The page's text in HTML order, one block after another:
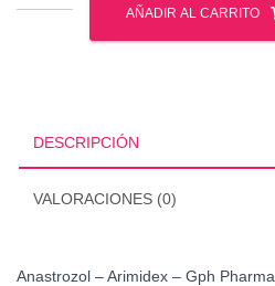
-
AÑADIR AL CARRITO
DESCRIPCIÓN
VALORACIONES (0)
Anastrozol – Arimidex – Gph